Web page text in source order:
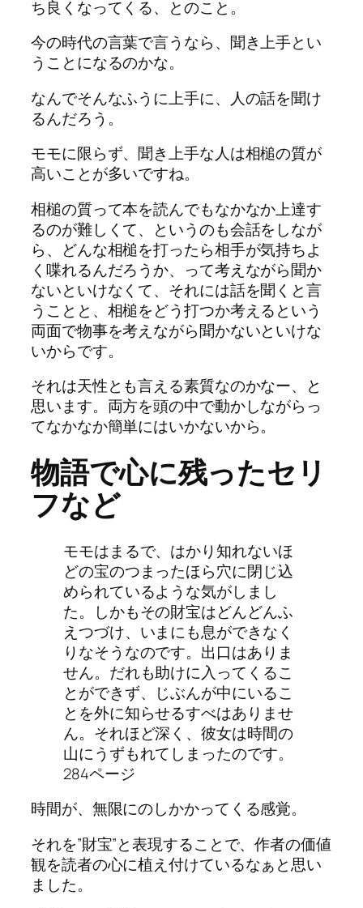
ち良くなってくる、とのこと。
今の時代の言葉で言うなら、聞き上手とい
うことになるのかな。
なんでそんなふうに上手に、人の話を聞け
るんだろう。
モモに限らず、聞き上手な人は相槌の質が
高いことが多いですね。
相槌の質って本を読んでもなかなか上達す
るのが難しくて、というのも会話をしなが
ら、どんな相槌を打ったら相手が気持ちよ
く喋れるんだろうか、って考えながら聞か
ないといけなくて、それには話を聞くと言
うことと、相槌をどう打つか考えるという
両面で物事を考えながら聞かないといけな
いからです。
それは天性とも言える素質なのかなー、と
思います。両方を頭の中で動かしながらっ
てなかなか簡単にはいかないから。
物語で心に残ったセリ
フなど
モモはまるで、はかり知れないほ
どの宝のつまったほら穴に閉じ込
められているような気がしまし
た。しかもその財宝はどんどんふ
えつづけ、いまにも息ができなく
りなそうなのです。出口はありま
せん。だれも助けに入ってくるこ
とができず、じぶんが中にいるこ
とを外に知らせるすべはありませ
ん。それほど深く、彼女は時間の
山にうずもれてしまったのです。
284ページ
時間が、無限にのしかかってくる感覚。
それを”財宝”と表現することで、作者の価値
観を読者の心に植え付けているなぁと思い
ました。